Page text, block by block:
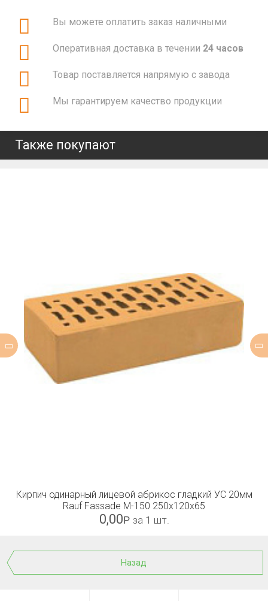
Вы можете оплатить заказ наличными
Оперативная доставка в течении 24 часов
Товар поставляется напрямую с завода
Мы гарантируем качество продукции
Также покупают
Кирпич одинарный лицевой абрикос гладкий УС 20мм
Rauf Fassade М-150 250x120x65
0,00Р за 1 шт.
Назад